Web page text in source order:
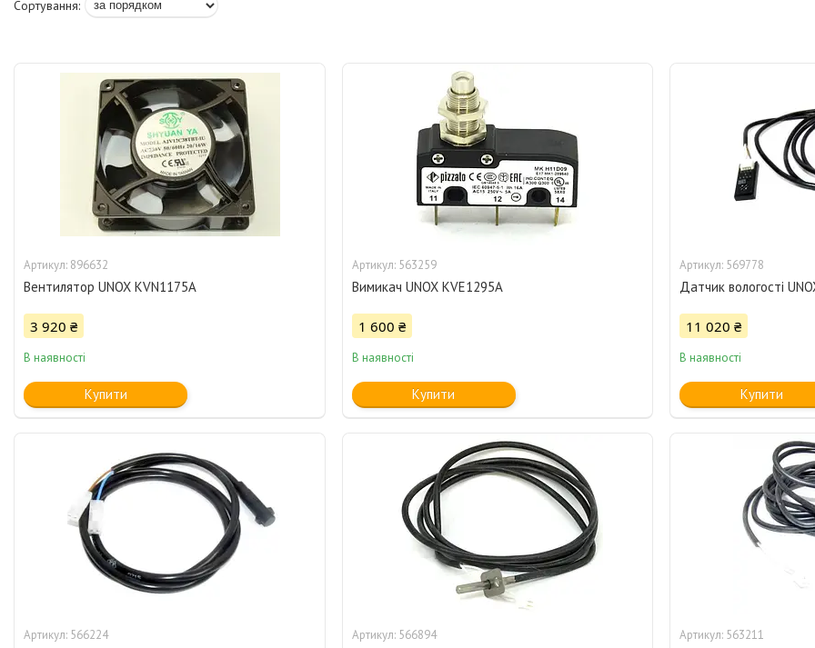
896632
Вентилятор UNOX KVN1175A
3 920 ₴
В наявності
Купити
563259
Вимикач UNOX KVE1295A
1 600 ₴
В наявності
Купити
569778
Датчик вологості
11 020 ₴
В наявності
Купити
566224 566894 563211